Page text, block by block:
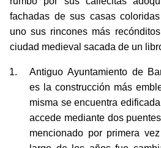
fachadas de sus casas
uno sus rincones más
ciudad medieval sacada de un
es la construcción más
misma se encuentra
accede mediante dos
mencionado por primera
largo de los años fue